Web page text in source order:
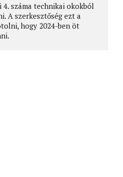
4. száma technikai okokból
A szerkesztőség ezt a
hogy 2024-ben öt